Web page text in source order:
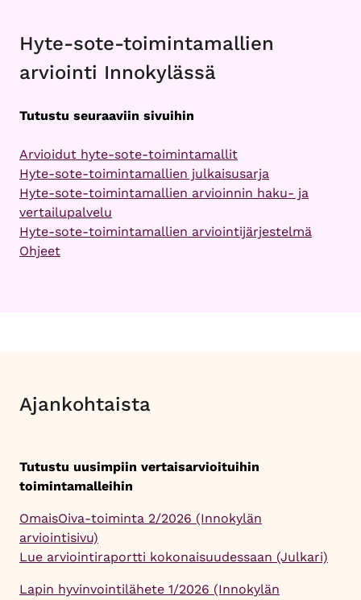
Hyte-sote-toimintamallien
arviointi Innokylässä
Tutustu seuraaviin sivuihin
Arvioidut hyte-sote-toimintamallit
Hyte-sote-toimintamallien julkaisusarja
Hyte-sote-toimintamallien arvioinnin haku- ja
vertailupalvelu
Hyte-sote-toimintamallien arviointijärjestelmä
Ohjeet
Ajankohtaista
Tutustu uusimpiin vertaisarvioituihin
toimintamalleihin
OmaisOiva-toiminta 2/2026 (Innokylän
arviointisivu)
Lue arviointiraportti kokonaisuudessaan (Julkari)
Lapin hyvinvointilähete 1/2026 (Innokylän